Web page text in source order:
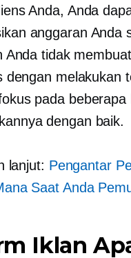
Anda, Anda
anggaran Anda
Anda tidak
dengan melakukan
pada beberapa
dengan baik.
lanjut: Pengantar
Saat Anda
Iklan